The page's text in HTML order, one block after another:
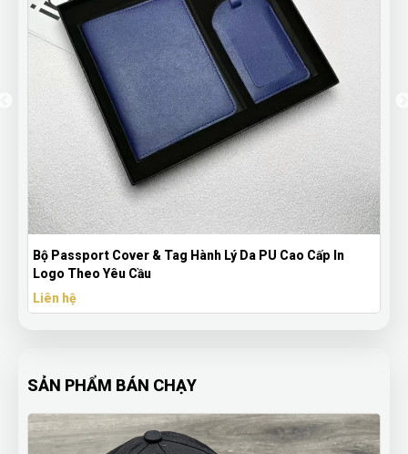
Bộ Passport Cover & Tag Hành Lý Da PU Cao Cấp In
Logo Theo Yêu Cầu
Liên hệ
SẢN PHẨM BÁN CHẠY